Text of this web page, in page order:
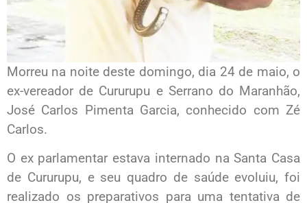
Morreu na noite deste domingo, dia 24 de maio, o
ex-vereador de Cururupu e Serrano do Maranhão,
José Carlos Pimenta Garcia, conhecido com Zé
Carlos.
O ex parlamentar estava internado na Santa Casa
de Cururupu, e seu quadro de saúde evoluiu, foi
realizado os preparativos para uma tentativa de